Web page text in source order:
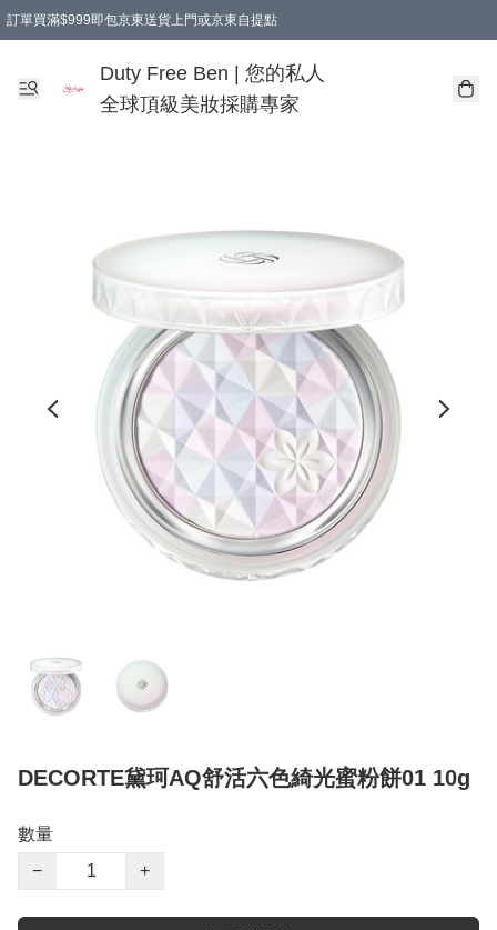
訂單買滿$999即包京東送貨上門或京東自提點
Duty Free Ben | 您的私人
全球頂級美妝採購專家
DECORTE黛珂AQ舒活六色綺光蜜粉餅01 10g
數量
−
+